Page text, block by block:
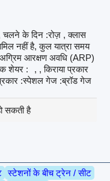
, चलने के दिन :रोज़ , क्लास
नहीं है, कुल यात्रा समय
आरक्षण अवधि (ARP)
शेयर :
, , किराया प्रकार
:स्पेशल गेज :ब्रॉड गेज
सकती है
स्टेशनों के बीच ट्रेन / सीट